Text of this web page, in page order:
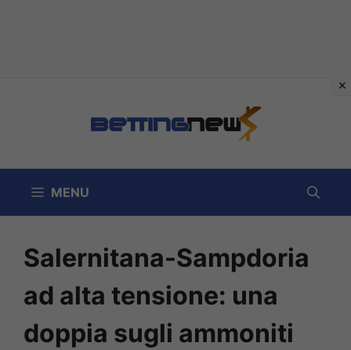
MENU
Salernitana-Sampdoria
ad alta tensione: una
doppia sugli ammoniti